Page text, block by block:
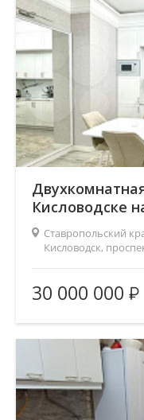
Кисловодске
Ставропольский
Кисловодск,
Площадь(общ. /жил.
Число комнат:
Этаж:
В ИЗБРАННОЕ
30 000 000